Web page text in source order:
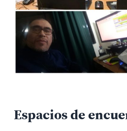
Espacios de